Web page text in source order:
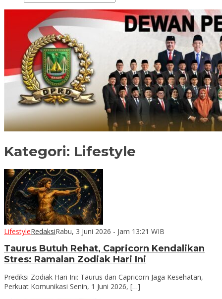
Kategori: Lifestyle
LifestyleRedaksiRabu, 3 Juni 2026 - Jam 13:21 WIB
Taurus Butuh Rehat, Capricorn Kendalikan
Stres: Ramalan Zodiak Hari Ini
Prediksi Zodiak Hari Ini: Taurus dan Capricorn Jaga Kesehatan,
Perkuat Komunikasi Senin, 1 Juni 2026, […]